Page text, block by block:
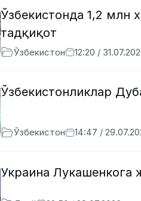
Ўзбекистонда 1,2
тадқиқот
Ўзбекистон 12:20 /
Ўзбекистонликлар
Ўзбекистон 14:47 /
Украина